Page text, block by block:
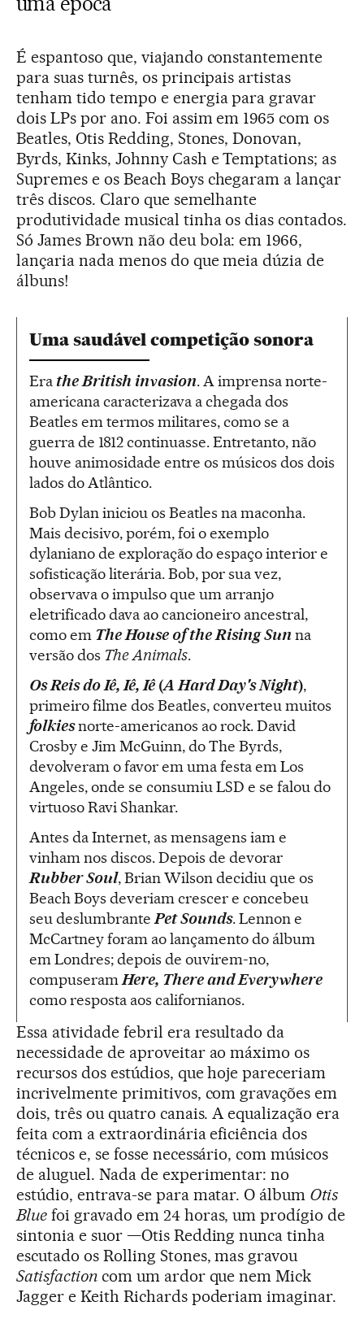
É espantoso que, viajando constantemente
para suas turnês, os principais artistas
tenham tido tempo e energia para gravar
dois LPs por ano. Foi assim em 1965 com os
Beatles, Otis Redding, Stones, Donovan,
Byrds, Kinks, Johnny Cash e Temptations; as
Supremes e os Beach Boys chegaram a lançar
três discos. Claro que semelhante
produtividade musical tinha os dias contados.
Só James Brown não deu bola: em 1966,
lançaria nada menos do que meia dúzia de
álbuns!
Uma saudável competição sonora
Era the British invasion. A imprensa norte-
americana caracterizava a chegada dos
Beatles em termos militares, como se a
guerra de 1812 continuasse. Entretanto, não
houve animosidade entre os músicos dos dois
lados do Atlântico.
Bob Dylan iniciou os Beatles na maconha.
Mais decisivo, porém, foi o exemplo
dylaniano de exploração do espaço interior e
sofisticação literária. Bob, por sua vez,
observava o impulso que um arranjo
eletrificado dava ao cancioneiro ancestral,
como em The House of the Rising Sun na
versão dos The Animals.
Os Reis do Iê, Iê, Iê (A Hard Day's Night),
primeiro filme dos Beatles, converteu muitos
folkiesnorte-americanos ao rock. David
Crosby e Jim McGuinn, do The Byrds,
devolveram o favor em uma festa em Los
Angeles, onde se consumiu LSD e se falou do
virtuoso Ravi Shankar.
Antes da Internet, as mensagens iam e
vinham nos discos. Depois de devorar
Rubber Soul, Brian Wilson decidiu que os
Beach Boys deveriam crescer e concebeu
seu deslumbrantePet Sounds. Lennon e
McCartney foram ao lançamento do álbum
em Londres; depois de ouvirem-no,
compuseramHere, There and Everywhere
como resposta aos californianos.
Essa atividade febril era resultado da
necessidade de aproveitar ao máximo os
recursos dos estúdios, que hoje pareceriam
incrivelmente primitivos, com gravações em
dois, três ou quatro canais. A equalização era
feita com a extraordinária eficiência dos
técnicos e, se fosse necessário, com músicos
de aluguel. Nada de experimentar: no
estúdio, entrava-se para matar. O álbum Otis
Bluefoi gravado em 24 horas, um prodígio de
sintonia e suor —Otis Redding nunca tinha
escutado os Rolling Stones, mas gravou
Satisfactioncom um ardor que nem Mick
Jagger e Keith Richards poderiam imaginar.